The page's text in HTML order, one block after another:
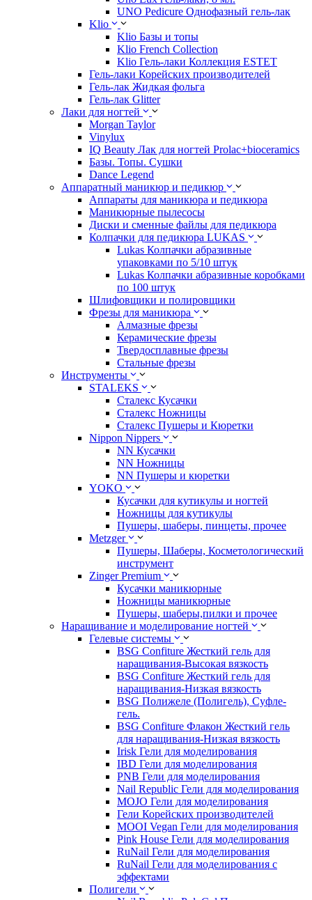
UNO Pedicure Однофазный гель-лак
Klio
Klio Базы и топы
Klio French Collection
Klio Гель-лаки Коллекция ESTET
Гель-лаки Корейских производителей
Гель-лак Жидкая фольга
Гель-лак Glitter
Лаки для ногтей
Morgan Taylor
Vinylux
IQ Beauty Лак для ногтей Prolac+bioceramics
Базы. Топы. Сушки
Dance Legend
Аппаратный маникюр и педикюр
Аппараты для маникюра и педикюра
Маникюрные пылесосы
Диски и сменные файлы для педикюра
Колпачки для педикюра LUKAS
Lukas Колпачки абразивные
упаковками по 5/10 штук
Lukas Колпачки абразивные коробками
по 100 штук
Шлифовщики и полировщики
Фрезы для маникюра
Алмазные фрезы
Керамические фрезы
Твердосплавные фрезы
Стальные фрезы
Инструменты
STALEKS
Сталекс Кусачки
Сталекс Ножницы
Сталекс Пушеры и Кюретки
Nippon Nippers
NN Кусачки
NN Ножницы
NN Пушеры и кюретки
YOKO
Кусачки для кутикулы и ногтей
Ножницы для кутикулы
Пушеры, шаберы, пинцеты, прочее
Metzger
Пушеры, Шаберы, Косметологический
инструмент
Zinger Premium
Кусачки маникюрные
Ножницы маникюрные
Пушеры, шаберы,пилки и прочее
Наращивание и моделирование ногтей
Гелевые системы
BSG Confiture Жесткий гель для
наращивания-Высокая вязкость
BSG Confiture Жесткий гель для
наращивания-Низкая вязкость
BSG Полижеле (Полигель), Суфле-
гель.
BSG Confiture Флакон Жесткий гель
для наращивания-Низкая вязкость
Irisk Гели для моделирования
IBD Гели для моделирования
PNB Гели для моделирования
Nail Republic Гели для моделирования
MOJO Гели для моделирования
Гели Корейских производителей
MOOI Vegan Гели для моделирования
Pink House Гели для моделирования
RuNail Гели для моделирования
RuNail Гели для моделирования с
эффектами
Полигели